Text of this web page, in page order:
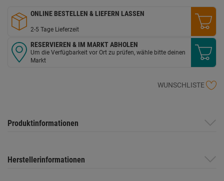
ONLINE BESTELLEN & LIEFERN LASSEN
2-5 Tage Lieferzeit
RESERVIEREN & IM MARKT ABHOLEN
Um die Verfügbarkeit vor Ort zu prüfen, wähle bitte deinen
Markt
WUNSCHLISTE
Produktinformationen
Herstellerinformationen